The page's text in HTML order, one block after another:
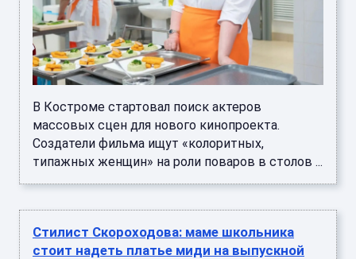
В Костроме стартовал поиск актеров
массовых сцен для нового кинопроекта.
Создатели фильма ищут «колоритных,
типажных женщин» на роли поваров в столов ...
Стилист Скороходова: маме школьника
стоит надеть платье миди на выпускной